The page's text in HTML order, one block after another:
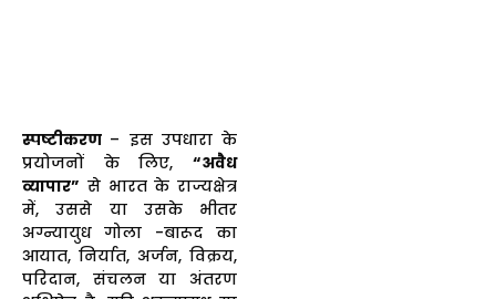
स्पष्टीकरण – इस उपधारा के
प्रयोजनों के लिए, “अवैध
व्यापार” से भारत के राज्यक्षेत्र
में, उससे या उसके भीतर
अग्न्यायुध गोला -बारूद का
आयात, निर्यात, अर्जन, विक्रय,
परिदान, संचलन या अंतरण